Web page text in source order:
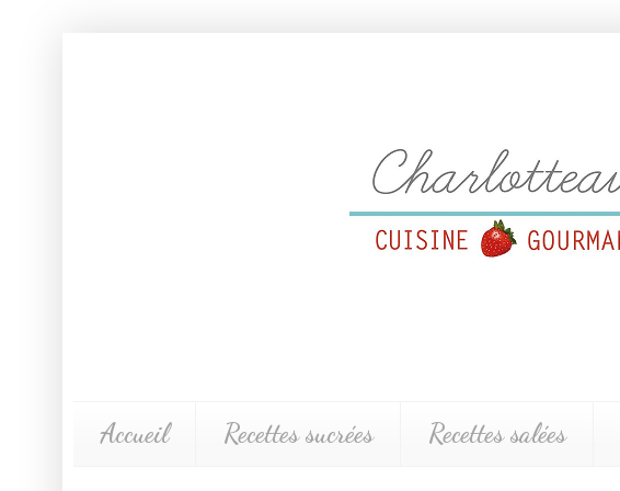
Accueil Recettes sucrées Recettes salées